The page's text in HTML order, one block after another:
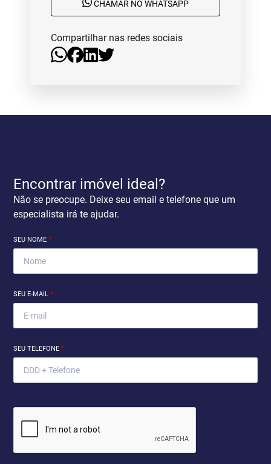
CHAMAR NO WHATSAPP
Compartilhar nas redes sociais
Encontrar imóvel ideal?
Não se preocupe. Deixe seu email e telefone que um
especialista irá te ajudar.
SEU NOME*
SEU E-MAIL*
SEU TELEFONE*